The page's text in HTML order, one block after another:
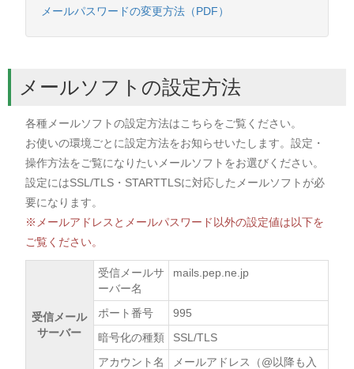
メールパスワードの変更方法（PDF）
メールソフトの設定方法
各種メールソフトの設定方法はこちらをご覧ください。
お使いの環境ごとに設定方法をお知らせいたします。設定・
操作方法をご覧になりたいメールソフトをお選びください。
設定にはSSL/TLS・STARTTLSに対応したメールソフトが必
要になります。
※メールアドレスとメールパスワード以外の設定値は以下を
ご覧ください。
受信メール
サーバー
受信メールサ
ーバー名
mails.pep.ne.jp
ポート番号
995
暗号化の種類
SSL/TLS
アカウント名
メールアドレス（@以降も入